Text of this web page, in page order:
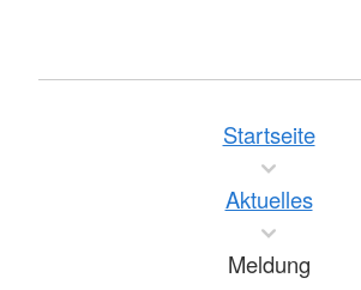
Startseite
Aktuelles
Meldung